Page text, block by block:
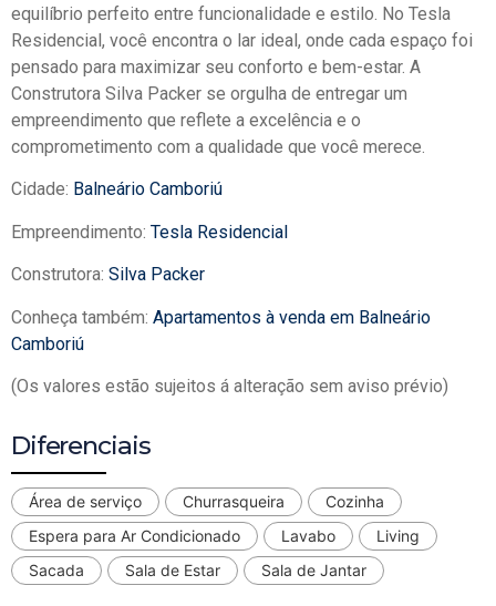
equilíbrio perfeito entre funcionalidade e estilo. No Tesla
Residencial, você encontra o lar ideal, onde cada espaço foi
pensado para maximizar seu conforto e bem-estar. A
Construtora Silva Packer se orgulha de entregar um
empreendimento que reflete a excelência e o
comprometimento com a qualidade que você merece.
Cidade: Balneário Camboriú
Empreendimento: Tesla Residencial
Construtora: Silva Packer
Conheça também: Apartamentos à venda em Balneário
Camboriú
(Os valores estão sujeitos á alteração sem aviso prévio)
Diferenciais
Área de serviço Churrasqueira
Cozinha
Espera para Ar Condicionado
Lavabo
Living
Sacada
Sala de Estar Sala de Jantar